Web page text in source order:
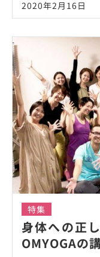
2020年2月16日
特集
身体への正
OMYOGAの